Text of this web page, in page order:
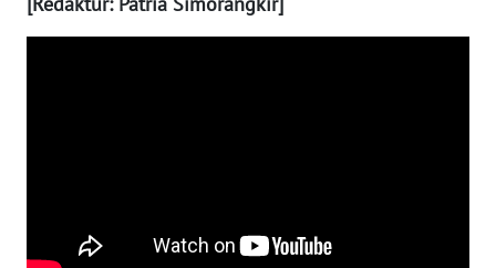
SULTRA
WN
SULBAR